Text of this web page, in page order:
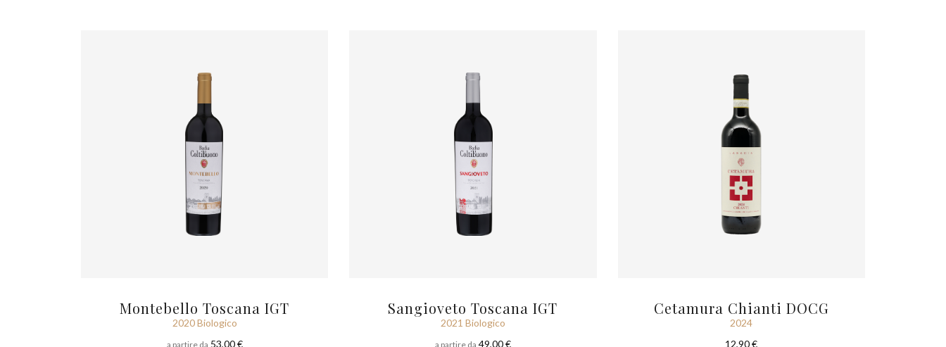
Montebello Toscana IGT
2020 Biologico
a partire da 53,00 €
Sangioveto Toscana IGT
2021 Biologico
a partire da 49,00 €
Cetamura Chianti DOCG
2024
12,90 €